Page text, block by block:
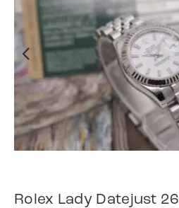
Rolex Lady Datejust 26